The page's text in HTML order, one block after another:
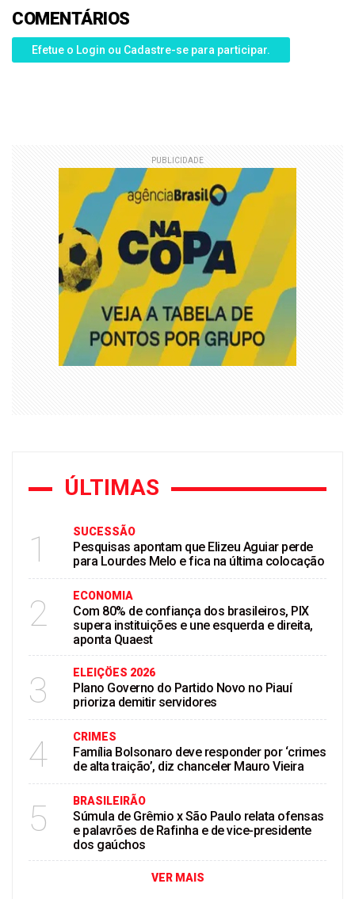
COMENTÁRIOS
Efetue o Login ou Cadastre-se para participar.
PUBLICIDADE
ÚLTIMAS
1 SUCESSÃO
Pesquisas apontam que Elizeu Aguiar perde
para Lourdes Melo e fica na última colocação
2 ECONOMIA
Com 80% de confiança dos brasileiros, PIX
supera instituições e une esquerda e direita,
aponta Quaest
3 ELEIÇÖES 2026
Plano Governo do Partido Novo no Piauí
prioriza demitir servidores
4 CRIMES
Família Bolsonaro deve responder por ‘crimes
de alta traição’, diz chanceler Mauro Vieira
5 BRASILEIRÃO
Súmula de Grêmio x São Paulo relata ofensas
e palavrões de Rafinha e de vice-presidente
dos gaúchos
VER MAIS